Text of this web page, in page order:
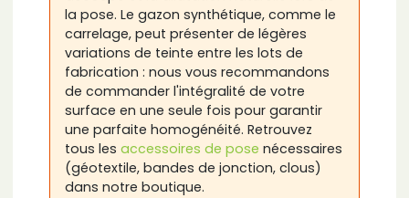
la pose. Le gazon synthétique, comme le
carrelage, peut présenter de légères
variations de teinte entre les lots de
fabrication : nous vous recommandons
de commander l'intégralité de votre
surface en une seule fois pour garantir
une parfaite homogénéité. Retrouvez
tous les accessoires de pose nécessaires
(géotextile, bandes de jonction, clous)
dans notre boutique.